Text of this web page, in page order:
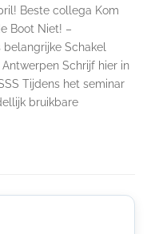
Beste collega Kom
Boot Niet! –
Schakel
Schrijf hier in
Tijdens het seminar
bruikbare